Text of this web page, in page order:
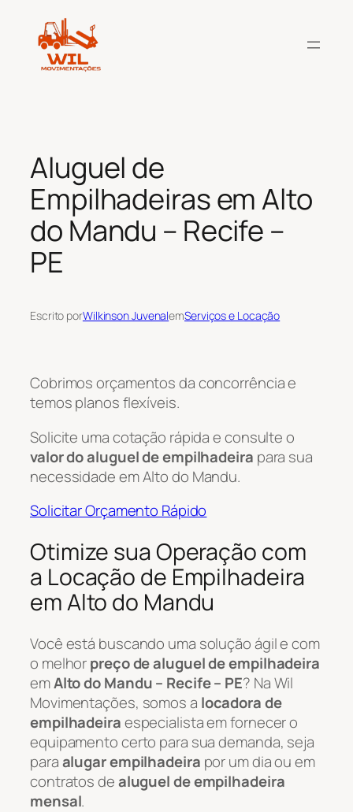
conteúdo
Aluguel de
Empilhadeiras em Alto
do Mandu – Recife –
PE
Escrito porWilkinson JuvenalemServiços e Locação
Cobrimos orçamentos da concorrência e
temos planos flexíveis.
Solicite uma cotação rápida e consulte o
valor do aluguel de empilhadeira para sua
necessidade em Alto do Mandu.
Solicitar Orçamento Rápido
Otimize sua Operação com
a Locação de Empilhadeira
em Alto do Mandu
Você está buscando uma solução ágil e com
o melhorpreço de aluguel de empilhadeira
emAlto do Mandu – Recife – PE? Na Wil
Movimentações, somos a locadora de
empilhadeiraespecialista em fornecer o
equipamento certo para sua demanda, seja
paraalugar empilhadeira por um dia ou em
contratos dealuguel de empilhadeira
mensal.